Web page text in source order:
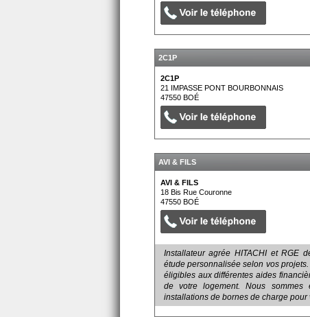
2C1P
2C1P
21 IMPASSE PONT BOURBONNAIS
47550BOÉ
AVI & FILS
AVI & FILS
18 Bis Rue Couronne
47550BOÉ
Installateur agrée HITACHI et RGE
étude personnalisée selon vos
éligibles aux différentes aides
de votre logement. Nous
installations de bornes de charge